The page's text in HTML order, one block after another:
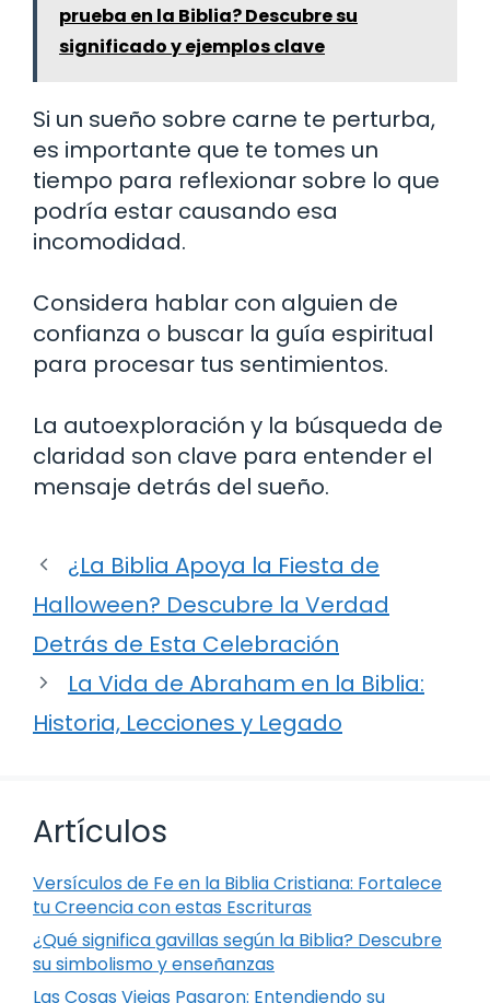
prueba en la Biblia? Descubre su
significado y ejemplos clave
Si un sueño sobre carne te perturba,
es importante que te tomes un
tiempo para reflexionar sobre lo que
podría estar causando esa
incomodidad.
Considera hablar con alguien de
confianza o buscar la guía espiritual
para procesar tus sentimientos.
La autoexploración y la búsqueda de
claridad son clave para entender el
mensaje detrás del sueño.
¿La Biblia Apoya la Fiesta de
Halloween? Descubre la Verdad
Detrás de Esta Celebración
La Vida de Abraham en la Biblia:
Historia, Lecciones y Legado
Artículos
Versículos de Fe en la Biblia Cristiana: Fortalece
tu Creencia con estas Escrituras
¿Qué significa gavillas según la Biblia? Descubre
su simbolismo y enseñanzas
Las Cosas Viejas Pasaron: Entendiendo su